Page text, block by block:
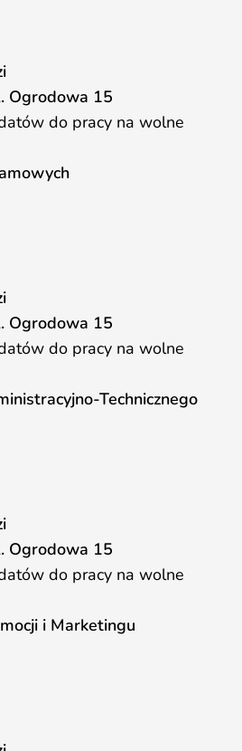
Ogrodowa 15
do pracy na wolne
Ogrodowa 15
do pracy na wolne
Technicznego
Ogrodowa 15
do pracy na wolne
i Marketingu